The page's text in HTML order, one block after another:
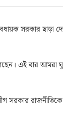
সরকার ছাড়া
এই বার আমরা
সরকার